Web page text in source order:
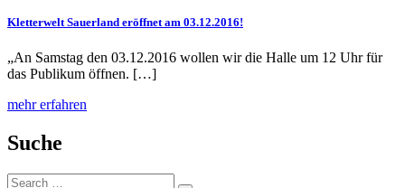
Kletterwelt Sauerland eröffnet am 03.12.2016!
„An Samstag den 03.12.2016 wollen wir die Halle um 12 Uhr für
das Publikum öffnen. […]
mehr erfahren
Suche
Search